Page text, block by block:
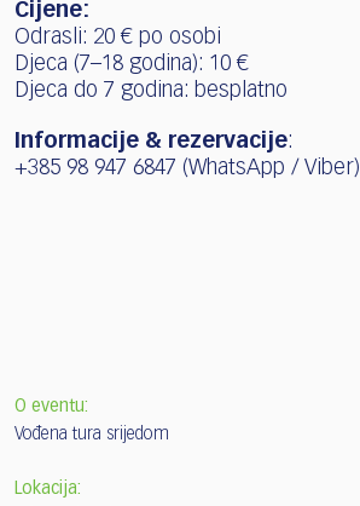
Cijene:
Odrasli: 20 € po osobi
Djeca (7–18 godina): 10 €
Djeca do 7 godina: besplatno
Informacije & rezervacije:
+385 98 947 6847 (WhatsApp / Viber)
O eventu:
Vođena tura srijedom
Lokacija: